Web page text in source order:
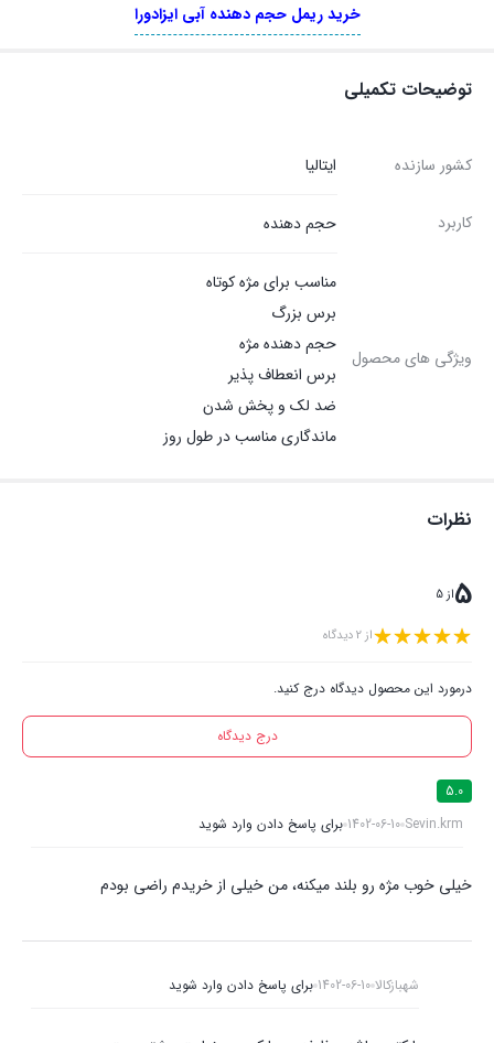
خرید ریمل حجم دهنده آبی ایزادورا
توضیحات تکمیلی
کشور سازنده ایتالیا
کاربرد حجم دهنده
ویژگی های محصول
مناسب برای مژه کوتاه
برس بزرگ
حجم دهنده مژه
برس انعطاف پذیر
ضد لک و پخش شدن
ماندگاری مناسب در طول روز
نظرات
5از 5
از 2 دیدگاه
درمورد این محصول دیدگاه درج کنید.
درج دیدگاه
5.0
Sevin.krm
1402-06-10 برای پاسخ دادن وارد شوید
خیلی خوب مژه رو بلند میکنه، من خیلی از خریدم راضی بودم
شهبازکالا 1402-06-10 برای پاسخ دادن وارد شوید